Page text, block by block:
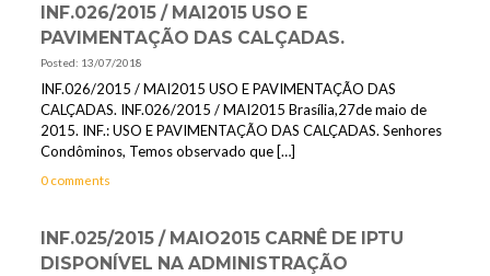
INF.026/2015 / MAI2015 USO E
PAVIMENTAÇÃO DAS CALÇADAS.
Posted: 13/07/2018
INF.026/2015 / MAI2015 USO E PAVIMENTAÇÃO DAS
CALÇADAS. INF.026/2015 / MAI2015 Brasília,27de maio de
2015. INF.: USO E PAVIMENTAÇÃO DAS CALÇADAS. Senhores
Condôminos, Temos observado que[…]
0 comments
INF.025/2015 / MAIO2015 CARNÊ DE IPTU
DISPONÍVEL NA ADMINISTRAÇÃO